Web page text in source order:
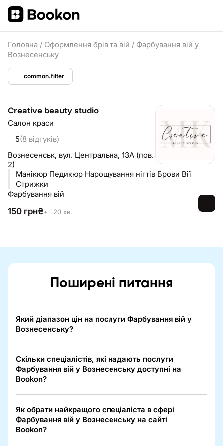
Головна / Оформлення брів та вій / Фарбування вій у
Вознесенську
common.filter
Creative beauty studio
Салон краси
5(8 відгуків)
Вознесенськ, вул. Центральна, 13А (пов.
2)
Манікюр Педикюр Нарощування нігтів Брови Вії
Стрижки
Фарбування вій
150 грн₴• 20 хв.
Поширені питання
Який діапазон цін на послуги Фарбування вій у
Вознесенську?
Скільки спеціалістів, які надають послуги
Фарбування вій у Вознесенську доступні на
Bookon?
Як обрати найкращого спеціаліста в сфері
Фарбування вій у Вознесенську на сайті
Bookon?